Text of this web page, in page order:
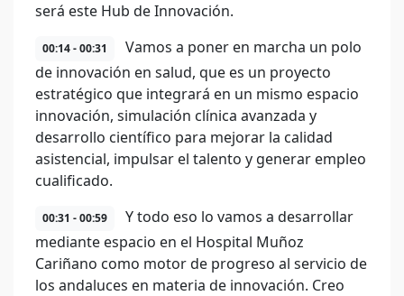
será este Hub de Innovación.
00:14 - 00:31
Vamos a poner en marcha un polo
de innovación en salud, que es un proyecto
estratégico que integrará en un mismo espacio
innovación, simulación clínica avanzada y
desarrollo científico para mejorar la calidad
asistencial, impulsar el talento y generar empleo
cualificado.
00:31 - 00:59
Y todo eso lo vamos a desarrollar
mediante espacio en el Hospital Muñoz
Cariñano como motor de progreso al servicio de
los andaluces en materia de innovación. Creo